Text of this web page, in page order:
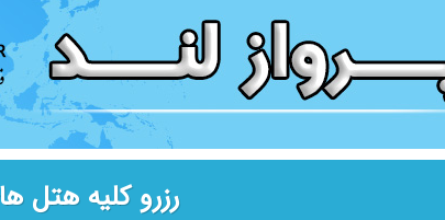
رزرو کلیه هتل